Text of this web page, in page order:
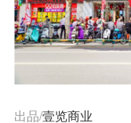
出品/壹览商业